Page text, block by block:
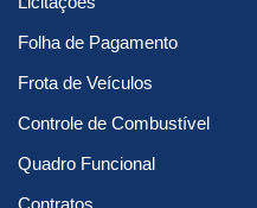
Folha de Pagamento
Frota de Veículos
Controle de Combustível
Quadro Funcional